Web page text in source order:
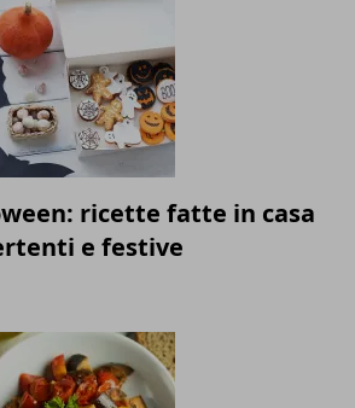
ricette fatte in casa
e festive